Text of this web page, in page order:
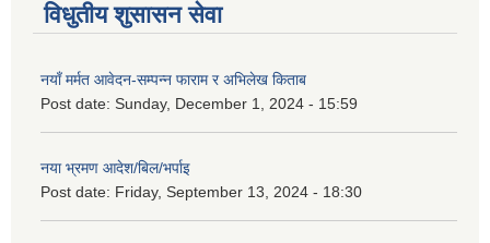
विधुतीय शुसासन सेवा
नयाँ मर्मत आवेदन-सम्पन्न फाराम र अभिलेख किताब
Post date: Sunday, December 1, 2024 - 15:59
नया भ्रमण आदेश/बिल/भर्पाइ
Post date: Friday, September 13, 2024 - 18:30